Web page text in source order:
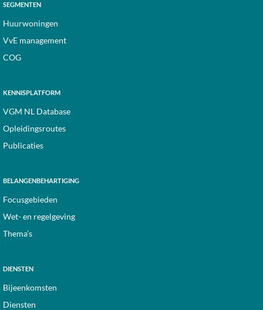
SEGMENTEN
Huurwoningen
VvE management
COG
KENNISPLATFORM
VGM NL Database
Opleidingsroutes
Publicaties
BELANGENBEHARTIGING
Focusgebieden
Wet- en regelgeving
Thema’s
DIENSTEN
Bijeenkomsten
Diensten